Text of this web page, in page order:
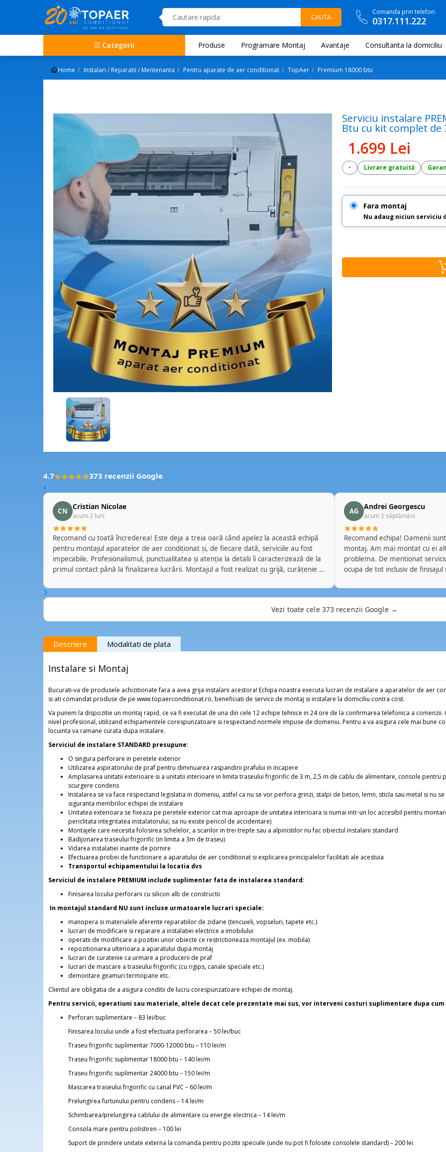
Comanda prin telefon:
0317.111.222
Categorii Produse Programare Montaj Avantaje Consultanta la domiciliu
Home Instalari / Reparatii / Mentenanta Pentru aparate de aer conditionat TopAer Premium 18000 btu
Serviciu instalare
Btu cu kit complet de
1.699 Lei
• Livrare gratuită
Fara montaj
Nu adaug niciun serviciu
4.7 373 recenzii Google
CN Cristian Nicolae
acum 2 luni
Recomand cu toată încrederea! Este deja a treia oară când apelez la această echipă
pentru montajul aparatelor de aer condiționat și, de fiecare dată, serviciile au fost
impecabile. Profesionalismul, punctualitatea și atenția la detalii îi caracterizează de la
primul contact până la finalizarea lucrării. Montajul a fost realizat cu grijă, curățenie și
fiecărei situații. Se vede experiența și seriozitatea cu care își desfășoară activitatea.
Este reconfortant să găsești profesioniști pe care te poți baza de fiecare dată și pe
care îi poți recomanda fără rezerve. Cu siguranță voi apela din nou la serviciile lor și
în viitor. Mulțumesc pentru colaborarea excelentă și pentru standardele ridicate de
AG Andrei Georgescu
acum 2 săptămâni
Recomand echipa! Oamenii
montaj. Am mai montat cu ei
problema. De mentionat
ocupa de tot inclusiv de
Vezi toate cele 373 recenzii Google →
Descriere Modalitati de plata
Instalare si Montaj
Bucurati-va de produsele achizitionate fara a avea grija instalarii acestora! Echipa noastra executa lucrari de instalare a aparatelor de aer
si ati comandat produse de pe www.topaerconditionat.ro, beneficiati de servicii de montaj si instalare la domiciliu contra cost.
Va punem la dispozitie un montaj rapid, ce va fi executat de una din cele 12 echipe tehnice in 24 ore de la confirmarea telefonica a
nivel profesional, utilizand echipamentele corespunzatoare si respectand normele impuse de domeniu. Pentru a va asigura cele mai bune
locuinta va ramane curata dupa instalare.
Serviciul de instalare STANDARD presupune:
O singura perforare in peretele exterior
Utilizarea aspiratorului de praf pentru diminuarea raspandirii prafului in incapere
Amplasarea unitatii exterioare si a unitatii interioare in limita traseului frigorific de 3 m, 2,5 m de cablu de alimentare, console
scurgere condens
Instalarea se va face respectand legislatia in domeniu, astfel ca nu se vor perfora grinzi, stalpi de beton, lemn, sticla sau metal si nu
siguranta membrilor echipei de instalare
Unitatea exterioara se fixeaza pe peretele exterior cat mai aproape de unitatea interioara si numai intr-un loc accesibil pentru
periclitata integritatea instalatorului, sa nu existe pericol de accidentare)
Montajele care necesita folosirea schelelor, a scarilor in trei trepte sau a alpinistilor nu fac obiectul instalarii standard
Badijonarea traseului frigorific (in limita a 3m de traseu)
Vidarea instalatiei inainte de pornire
Efectuarea probei de functionare a aparatului de aer conditionat si explicarea principalelor facilitati ale acestuia
Transportul echipamentului la locatia dvs
Serviciul de instalare PREMIUM include suplimentar fata de instalarea standard:
Finisarea locului perforarii cu silicon alb de constructii
In montajul standard NU sunt incluse urmatoarele lucrari speciale:
manopera si materialele aferente reparatiilor de zidarie (tencuieli, vopseluri, tapete etc.)
lucrari de modificare si reparare a instalatiei electrice a imobilului
operatii de modificare a pozitiei unor obiecte ce restrictioneaza montajul (ex. mobila)
repozitionarea ulterioara a aparatului dupa montaj
lucrari de curatenie ca urmare a producerii de praf
lucrari de mascare a traseului frigorific (cu rigips, canale speciale etc.)
demontare geamuri termopane etc.
Clientul are obligatia de a asigura conditii de lucru corespunzatoare echipei de montaj.
Pentru servicii, operatiuni sau materiale, altele decat cele prezentate mai sus, vor interveni costuri suplimentare dupa cum
Perforari suplimentare – 83 lei/buc
Finisarea locului unde a fost efectuata perforarea – 50 lei/buc
Traseu frigorific suplimentar 7000-12000 btu – 110 lei/m
Traseu frigorific suplimentar 18000 btu – 140 lei/m
Traseu frigorific suplimentar 24000 btu – 150 lei/m
Mascarea traseului frigorific cu canal PVC – 60 lei/m
Prelungirea furtunului pentru condens – 14 lei/m
Schimbarea/prelungirea cablului de alimentare cu energie electrica – 14 lei/m
Consola mare pentru polistiren – 100 lei
Suport de prindere unitate externa la comanda pentru pozitii speciale (unde nu pot fi folosite consolele standard) – 200 lei